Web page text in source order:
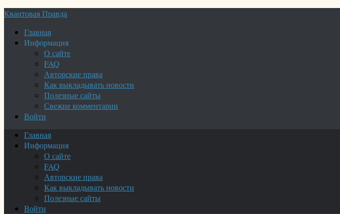
Квантовая Правда
Главная
Информация
О сайте
FAQ
Авторские права
Как выкладывать новости
Полезные сайты
Свежие комментарии
Войти
Главная
Информация
О сайте
FAQ
Авторские права
Как выкладывать новости
Полезные сайты
Войти